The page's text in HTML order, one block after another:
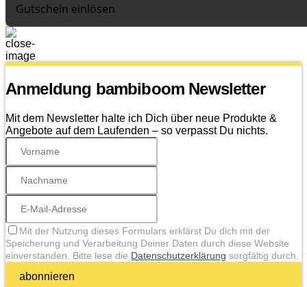
Gutschein einlösen
Anmeldung bambiboom Newsletter
Mit dem Newsletter halte ich Dich über neue Produkte &
Angebote auf dem Laufenden – so verpasst Du nichts.
Mit der Nutzung dieses Formulars erklärst Du dich mit der
Speicherung und Verarbeitung Deiner Daten durch diese Website
einverstanden. Bitte lese die Datenschutzerklärung sorgfältig durch.
abonnieren